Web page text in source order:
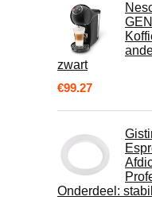
zwart
€99.27
Onderdeel: